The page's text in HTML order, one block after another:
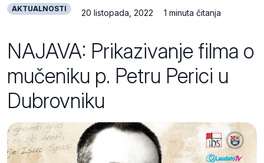
AKTUALNOSTI 20 listopada, 2022 1 minuta čitanja
NAJAVA: Prikazivanje filma o
mučeniku p. Petru Perici u
Dubrovniku